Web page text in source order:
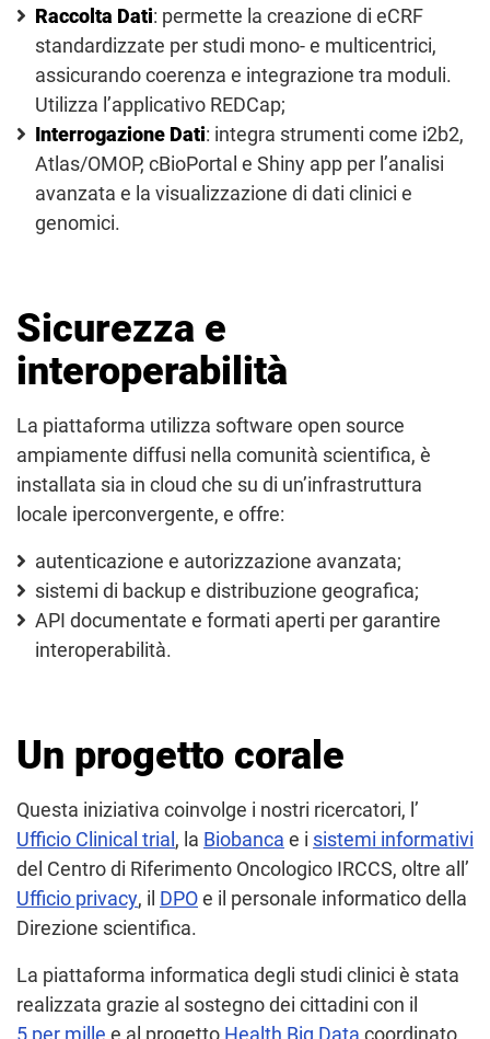
Raccolta Dati: permette la creazione di eCRF
standardizzate per studi mono- e multicentrici,
assicurando coerenza e integrazione tra moduli.
Utilizza l’applicativo REDCap;
Interrogazione Dati: integra strumenti come i2b2,
Atlas/OMOP, cBioPortal e Shiny app per l’analisi
avanzata e la visualizzazione di dati clinici e
genomici.
Sicurezza e
interoperabilità
La piattaforma utilizza software open source
ampiamente diffusi nella comunità scientifica, è
installata sia in cloud che su di un’infrastruttura
locale iperconvergente, e offre:
autenticazione e autorizzazione avanzata;
sistemi di backup e distribuzione geografica;
API documentate e formati aperti per garantire
interoperabilità.
Un progetto corale
Questa iniziativa coinvolge i nostri ricercatori, l’
Ufficio Clinical trial , la Biobanca e i sistemi informativi
del Centro di Riferimento Oncologico IRCCS, oltre all’
Ufficio privacy, il DPOe il personale informatico della
Direzione scientifica.
La piattaforma informatica degli studi clinici è stata
realizzata grazie al sostegno dei cittadini con il
5 per mille e al progetto Health Big Data coordinato